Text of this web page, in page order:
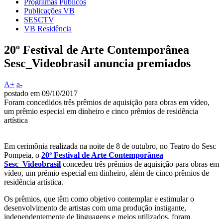
Programas Públicos
Publicações VB
SESCTV
VB Residência
20º Festival de Arte Contemporânea
Sesc_Videobrasil anuncia premiados
A+ a-
postado em 09/10/2017
Foram concedidos três prêmios de aquisição para obras em vídeo,
um prêmio especial em dinheiro e cinco prêmios de residência
artística
Em cerimônia realizada na noite de 8 de outubro, no Teatro do Sesc
Pompeia, o 20º Festival de Arte Contemporânea
Sesc_Videobrasil concedeu três prêmios de aquisição para obras em
vídeo, um prêmio especial em dinheiro, além de cinco prêmios de
residência artística.
Os prêmios, que têm como objetivo contemplar e estimular o
desenvolvimento de artistas com uma produção instigante,
independentemente de linguagens e meios utilizados, foram